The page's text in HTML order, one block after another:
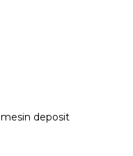
deposit